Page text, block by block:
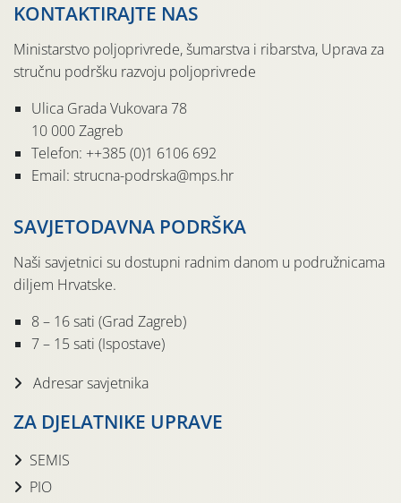
KONTAKTIRAJTE NAS
Ministarstvo poljoprivrede, šumarstva i ribarstva, Uprava za
stručnu podršku razvoju poljoprivrede
Ulica Grada Vukovara 78
10 000 Zagreb
Telefon: ++385 (0)1 6106 692
Email: strucna-podrska@mps.hr
SAVJETODAVNA PODRŠKA
Naši savjetnici su dostupni radnim danom u podružnicama
diljem Hrvatske.
8 – 16 sati (Grad Zagreb)
7 – 15 sati (Ispostave)
Adresar savjetnika
ZA DJELATNIKE UPRAVE
SEMIS
PIO